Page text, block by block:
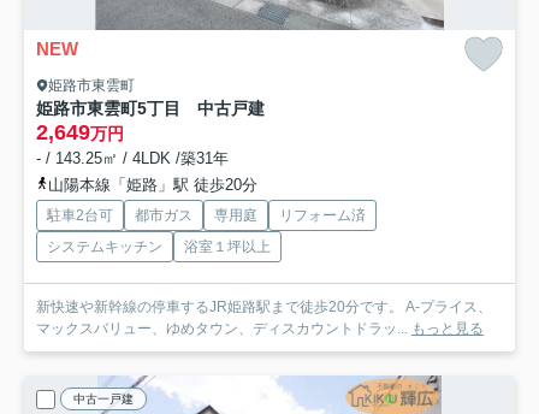
NEW
姫路市東雲町
姫路市東雲町5丁目 中古戸建
2,649万円
- / 143.25㎡ / 4LDK /築31年
山陽本線「姫路」駅 徒歩20分
駐車2台可 都市ガス 専用庭
リフォーム済
システムキッチン
浴室１坪以上
新快速や新幹線の停車するJR姫路駅まで徒歩20分です。 A-プライス、
マックスバリュー、ゆめタウン、ディスカウントドラッ... もっと見る
中古一戸建